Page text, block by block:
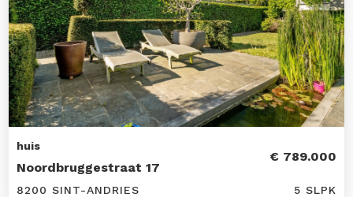
huis
Noordbruggestraat 17
€ 789.000
8200 SINT-ANDRIES 5 SLPK